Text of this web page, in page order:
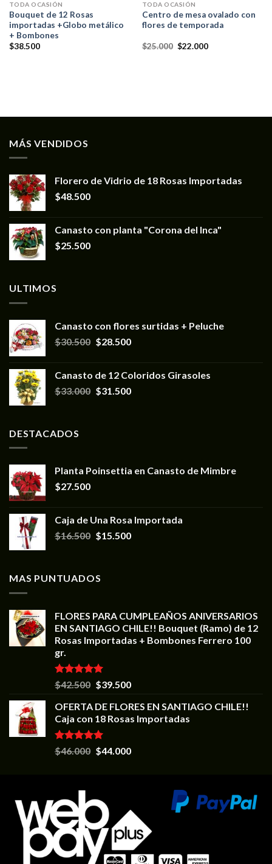
TODA OCASIÓN
Bouquet de 12 Rosas
importadas +Globo metálico
+ Bombones
$38.500
TODA OCASIÓN
Centro de mesa ovalado con
flores de temporada
$25.000 $22.000
MÁS VENDIDOS
Florero de Vidrio de 18 Rosas Importadas
$48.500
Canasto con planta "Corona del Inca"
$25.500
ULTIMOS
Canasto con flores surtidas + Peluche
$30.500 $28.500
Canasto de 12 Coloridos Girasoles
$33.000 $31.500
DESTACADOS
Planta Poinsettia en Canasto de Mimbre
$27.500
Caja de Una Rosa Importada
$16.500 $15.500
MAS PUNTUADOS
FLORES PARA CUMPLEAÑOS ANIVERSARIOS
EN SANTIAGO CHILE!! Bouquet (Ramo) de 12
Rosas Importadas + Bombones Ferrero 100
gr.
Valorado en
5.00
$42.500 $39.500
OFERTA DE FLORES EN SANTIAGO CHILE!!
Caja con 18 Rosas Importadas
Valorado en
5.00
$46.000 $44.000